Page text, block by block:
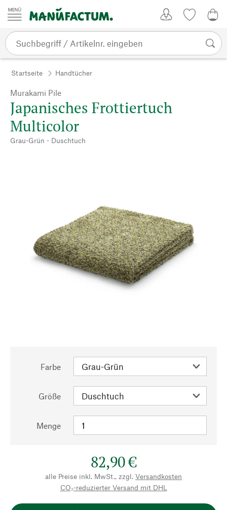
Zum Inhalt springen
Startseite Handtücher
Murakami Pile
Japanisches Frottiertuch
Multicolor
Grau-Grün - Duschtuch
Farbe
Größe
Menge
82,90 €
alle Preise inkl. MwSt., zzgl. Versandkosten
CO₂-reduzierter Versand mit DHL